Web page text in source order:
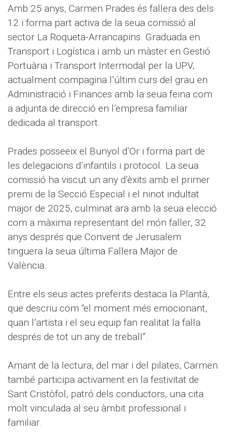
Amb 25 anys, Carmen Prades és fallera des dels
12 i forma part activa de la seua comissió al
sector La Roqueta-Arrancapins. Graduada en
Transport i Logística i amb un màster en Gestió
Portuària i Transport Intermodal per la UPV,
actualment compagina l’últim curs del grau en
Administració i Finances amb la seua feina com
a adjunta de direcció en l’empresa familiar
dedicada al transport.
Prades posseeix el Bunyol d’Or i forma part de
les delegacions d’infantils i protocol. La seua
comissió ha viscut un any d’èxits amb el primer
premi de la Secció Especial i el ninot indultat
major de 2025, culminat ara amb la seua elecció
com a màxima representant del món faller, 32
anys després que Convent de Jerusalem
tinguera la seua última Fallera Major de
València.
Entre els seus actes preferits destaca la Plantà,
que descriu com “el moment més emocionant,
quan l’artista i el seu equip fan realitat la falla
després de tot un any de treball”.
Amant de la lectura, del mar i del pilates, Carmen
també participa activament en la festivitat de
Sant Cristòfol, patró dels conductors, una cita
molt vinculada al seu àmbit professional i
familiar.